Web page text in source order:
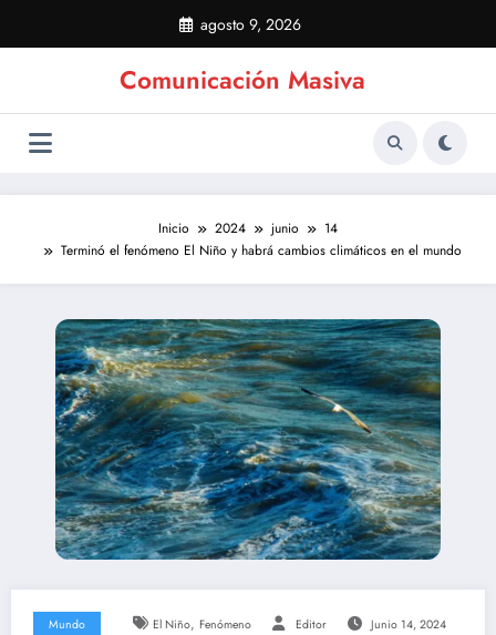
contenido
agosto 9, 2026
Comunicación Masiva
Inicio 2024 junio
14
Terminó el fenómeno El Niño y habrá cambios climáticos en el mundo
Mundo El Niño, Fenómeno Editor Junio 14, 2024